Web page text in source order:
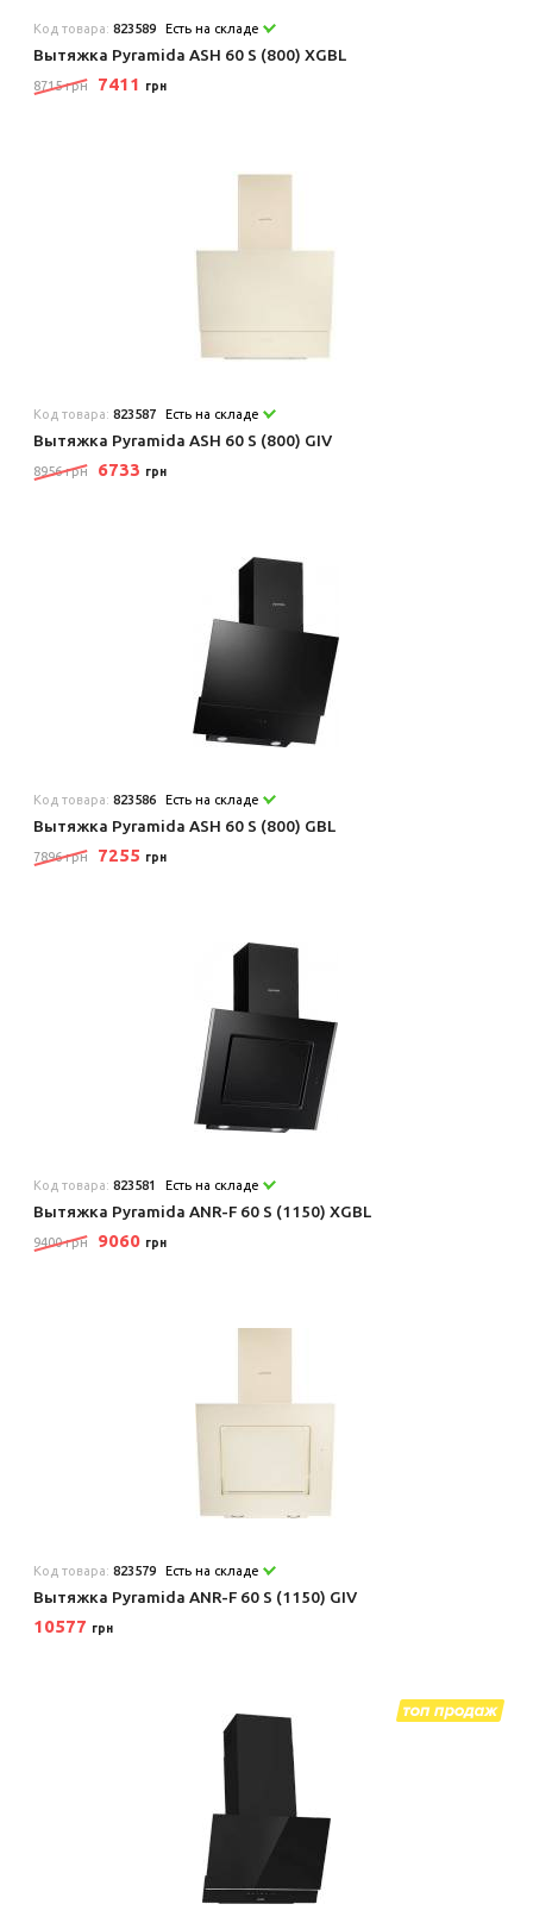
Код товара:823589 Есть на складе
Вытяжка Pyramida ASH 60 S (800) XGBL
8715 грн 7411 грн
Код товара:823587 Есть на складе
Вытяжка Pyramida ASH 60 S (800) GIV
8956 грн 6733 грн
Код товара:823586 Есть на складе
Вытяжка Pyramida ASH 60 S (800) GBL
7896 грн 7255 грн
Код товара:823581 Есть на складе
Вытяжка Pyramida ANR-F 60 S (1150) XGBL
9400 грн 9060 грн
Код товара:823579 Есть на складе
Вытяжка Pyramida ANR-F 60 S (1150) GIV
10577 грн